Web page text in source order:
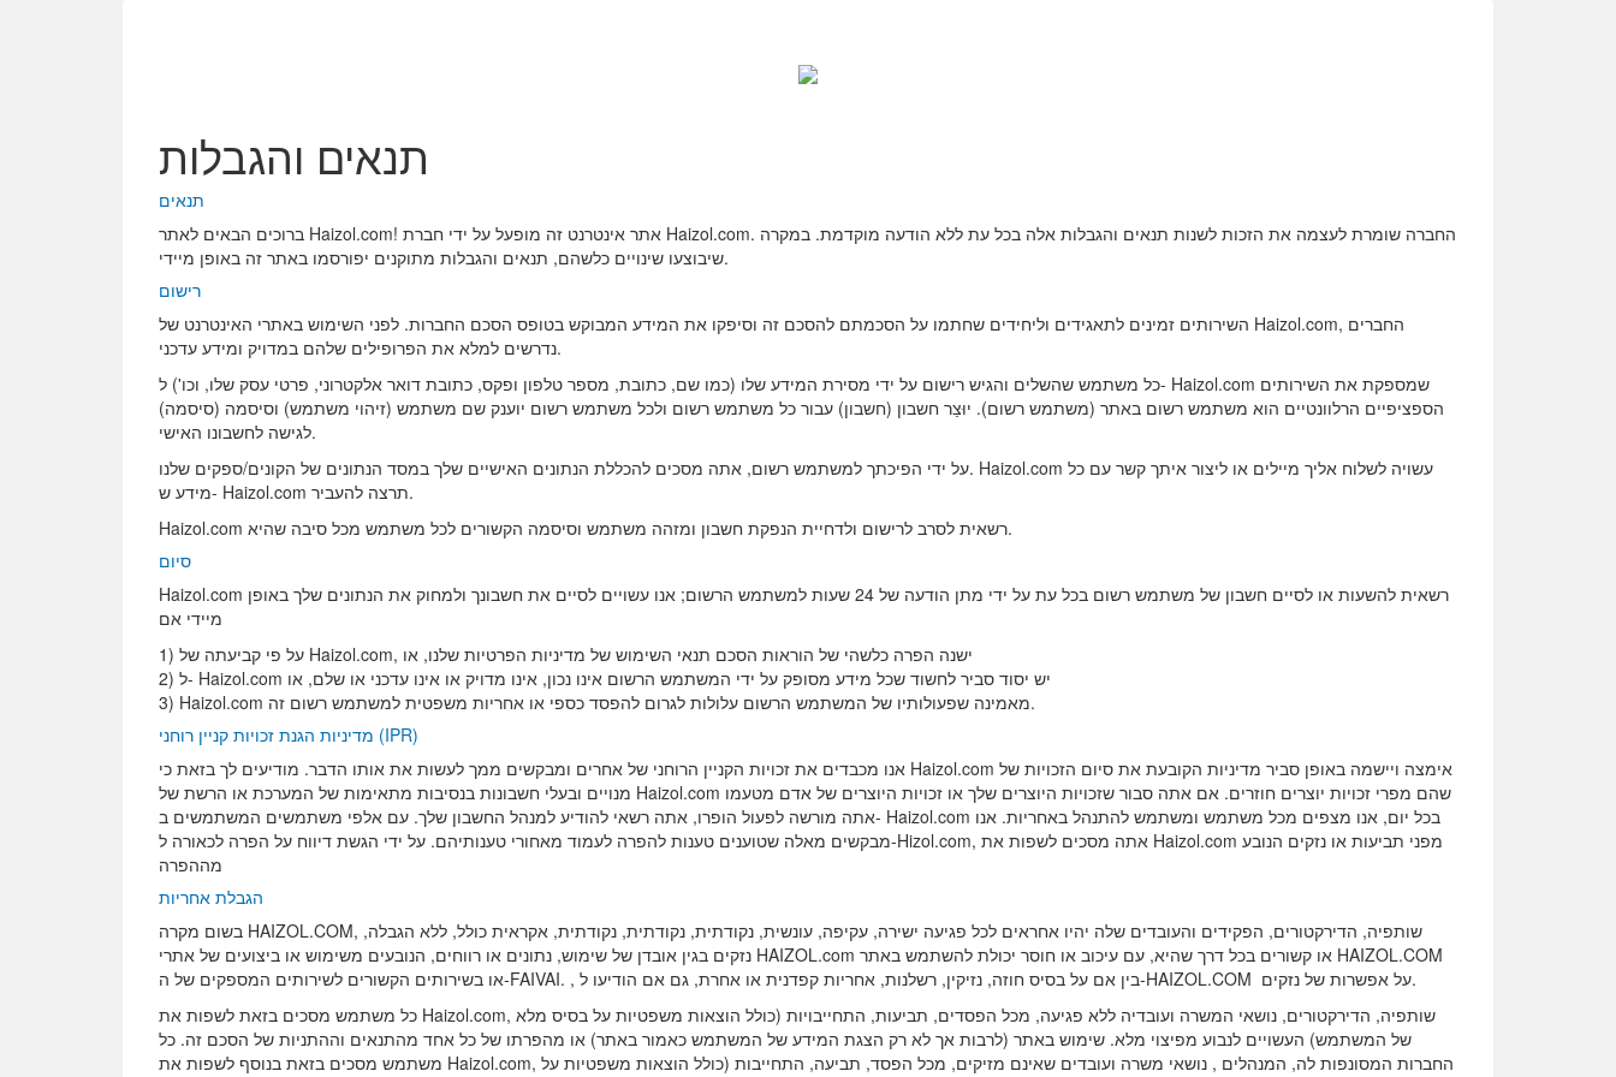
תנאים והגבלות
תנאים
ברוכים הבאים לאתר Haizol.com! אתר אינטרנט זה מופעל על ידי חברת Haizol.com. החברה שומרת לעצמה את הזכות לשנות תנאים והגבלות אלה בכל עת ללא הודעה מוקדמת. במקרה
שיבוצעו שינויים כלשהם, תנאים והגבלות מתוקנים יפורסמו באתר זה באופן מיידי.
רישום
השירותים זמינים לתאגידים וליחידים שחתמו על הסכמתם להסכם זה וסיפקו את המידע המבוקש בטופס הסכם החברות. לפני השימוש באתרי האינטרנט של Haizol.com, החברים
נדרשים למלא את הפרופילים שלהם במדויק ומידע עדכני.
כל משתמש שהשלים והגיש רישום על ידי מסירת המידע שלו (כמו שם, כתובת, מספר טלפון ופקס, כתובת דואר אלקטרוני, פרטי עסק שלו, וכו') ל- Haizol.com שמספקת את השירותים
הספציפיים הרלוונטיים הוא משתמש רשום באתר (משתמש רשום). יוּצַר חשבון (חשבון) עבור כל משתמש רשום ולכל משתמש רשום יוענק שם משתמש (זיהוי משתמש) וסיסמה (סיסמה)
לגישה לחשבונו האישי.
על ידי הפיכתך למשתמש רשום, אתה מסכים להכללת הנתונים האישיים שלך במסד הנתונים של הקונים/ספקים שלנו. Haizol.com עשויה לשלוח אליך מיילים או ליצור איתך קשר עם כל
מידע ש- Haizol.com תרצה להעביר.
Haizol.com רשאית לסרב לרישום ולדחיית הנפקת חשבון ומזהה משתמש וסיסמה הקשורים לכל משתמש מכל סיבה שהיא.
סיום
Haizol.com רשאית להשעות או לסיים חשבון של משתמש רשום בכל עת על ידי מתן הודעה של 24 שעות למשתמש הרשום; אנו עשויים לסיים את חשבונך ולמחוק את הנתונים שלך באופן
מיידי אם
1) על פי קביעתה של Haizol.com, ישנה הפרה כלשהי של הוראות הסכם תנאי השימוש של מדיניות הפרטיות שלנו, או
2) ל- Haizol.com יש יסוד סביר לחשוד שכל מידע מסופק על ידי המשתמש הרשום אינו נכון, אינו מדויק או אינו עדכני או שלם, או
3) Haizol.com מאמינה שפעולותיו של המשתמש הרשום עלולות לגרום להפסד כספי או אחריות משפטית למשתמש רשום זה.
מדיניות הגנת זכויות קניין רוחני (IPR)
אנו מכבדים את זכויות הקניין הרוחני של אחרים ומבקשים ממך לעשות את אותו הדבר. מודיעים לך בזאת כי Haizol.com אימצה ויישמה באופן סביר מדיניות הקובעת את סיום הזכויות של
מנויים ובעלי חשבונות בנסיבות מתאימות של המערכת או הרשת של Haizol.com שהם מפרי זכויות יוצרים חוזרים. אם אתה סבור שזכויות היוצרים שלך או זכויות היוצרים של אדם מטעמו
אתה מורשה לפעול הופרו, אתה רשאי להודיע ​​למנהל החשבון שלך. עם אלפי משתמשים המשתמשים ב- Haizol.com בכל יום, אנו מצפים מכל משתמש ומשתמש להתנהל באחריות. אנו
מבקשים מאלה שטוענים טענות להפרה לעמוד מאחורי טענותיהם. על ידי הגשת דיווח על הפרה לכאורה ל-Hizol.com, אתה מסכים לשפות את Haizol.com מפני תביעות או נזקים הנובע
מההפרה
הגבלת אחריות
בשום מקרה HAIZOL.COM, שותפיה, הדירקטורים, הפקידים והעובדים שלה יהיו אחראים לכל פגיעה ישירה, עקיפה, עונשית, נקודתית, נקודתית, נקודתית, אקראית כולל, ללא הגבלה,
נזקים בגין אובדן של שימוש, נתונים או רווחים, הנובעים משימוש או ביצועים של אתרי HAIZOL.com או קשורים בכל דרך שהיא, עם עיכוב או חוסר יכולת להשתמש באתר HAIZOL.COM
או בשירותים הקשורים לשירותים המספקים של ה-FAIVAI. , בין אם על בסיס חוזה, נזיקין, רשלנות, אחריות קפדנית או אחרת, גם אם הודיעו ל-HAIZOL.COM על אפשרות של נזקים.
כל משתמש מסכים בזאת לשפות את Haizol.com, שותפיה, הדירקטורים, נושאי המשרה ועובדיה ללא פגיעה, מכל הפסדים, תביעות, התחייבויות (כולל הוצאות משפטיות על בסיס מלא
של המשתמש) העשויים לנבוע מפיצוי מלא. שימוש באתר (לרבות אך לא רק הצגת המידע של המשתמש כאמור באתר) או מהפרתו של כל אחד מהתנאים וההתניות של הסכם זה. כל
משתמש מסכים בזאת בנוסף לשפות את Haizol.com, החברות המסונפות לה, המנהלים , נושאי משרה ועובדים שאינם מזיקים, מכל הפסד, תביעה, התחייבות (כולל הוצאות משפטיות על